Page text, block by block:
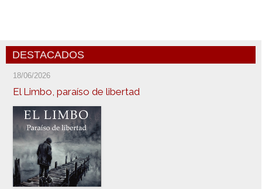
DESTACADOS
18/06/2026
El Limbo, paraíso de libertad